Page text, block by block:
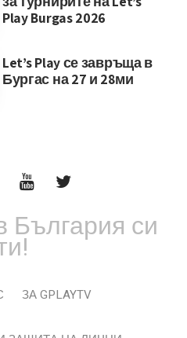
Play Burgas 2026
Let’s Play се завръща в
Бургас на 27 и 28ми
България си
ЗА GPLAYTV